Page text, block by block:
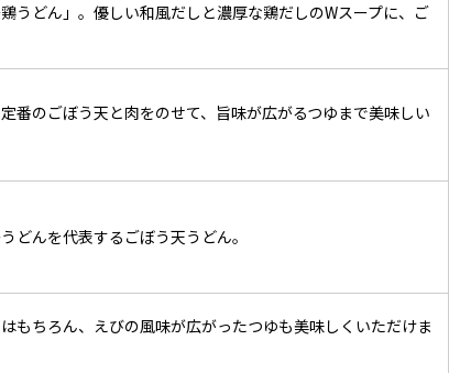
うどん」。優しい和風だしと濃厚な鶏だしのWスープに、ご
番のごぼう天と肉をのせて、旨味が広がるつゆまで美味しい
どんを代表するごぼう天うどん。
もちろん、えびの風味が広がったつゆも美味しくいただけま